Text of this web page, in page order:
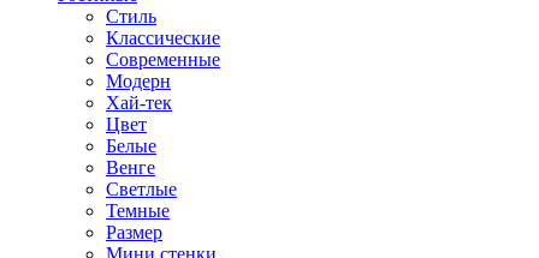
Стиль
Классические
Современные
Модерн
Хай-тек
Цвет
Белые
Венге
Светлые
Темные
Размер
Мини стенки